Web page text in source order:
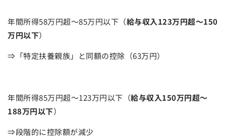
年間所得58万円超～85万円以下（給与収入123万円超～150
万円以下）
⇒「特定扶養親族」と同額の控除（63万円）
年間所得85万円超～123万円以下（給与収入150万円超～
188万円以下）
⇒段階的に控除額が減少